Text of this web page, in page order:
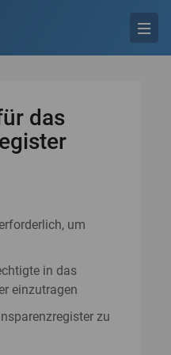
das
um
in das
einzutragen
zu